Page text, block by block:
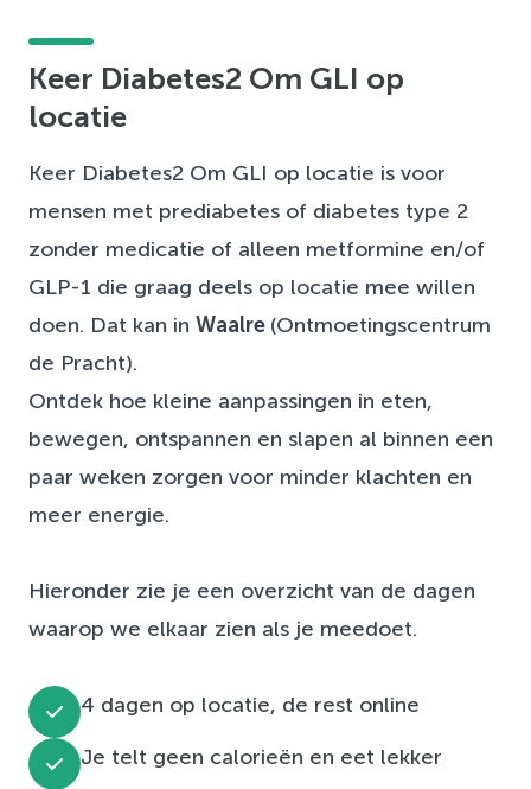
Keer Diabetes2 Om GLI op
locatie
Keer Diabetes2 Om GLI op locatie is voor
mensen met prediabetes of diabetes type 2
zonder medicatie of alleen metformine en/of
GLP-1 die graag deels op locatie mee willen
doen. Dat kan in Waalre (Ontmoetingscentrum
de Pracht).
Ontdek hoe kleine aanpassingen in eten,
bewegen, ontspannen en slapen al binnen een
paar weken zorgen voor minder klachten en
meer energie.
Hieronder zie je een overzicht van de dagen
waarop we elkaar zien als je meedoet.
4 dagen op locatie, de rest online
Je telt geen calorieën en eet lekker